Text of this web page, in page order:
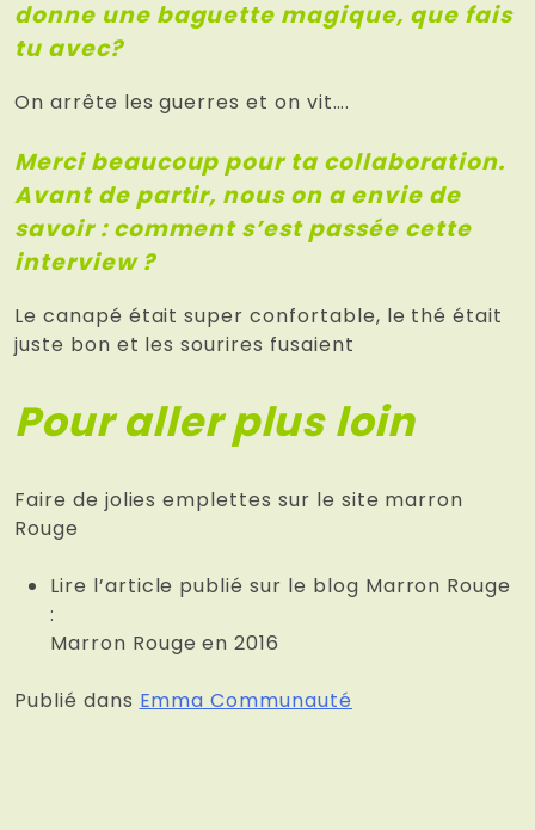
donne une baguette magique, que fais
tu avec?
On arrête les guerres et on vit….
Merci beaucoup pour ta collaboration.
Avant de partir, nous on a envie de
savoir : comment s’est passée cette
interview ?
Le canapé était super confortable, le thé était
juste bon et les sourires fusaient
Pour aller plus loin
Faire de jolies emplettes sur le site marron
Rouge
Lire l’article publié sur le blog Marron Rouge
:
Marron Rouge en 2016
Publié dans Emma Communauté